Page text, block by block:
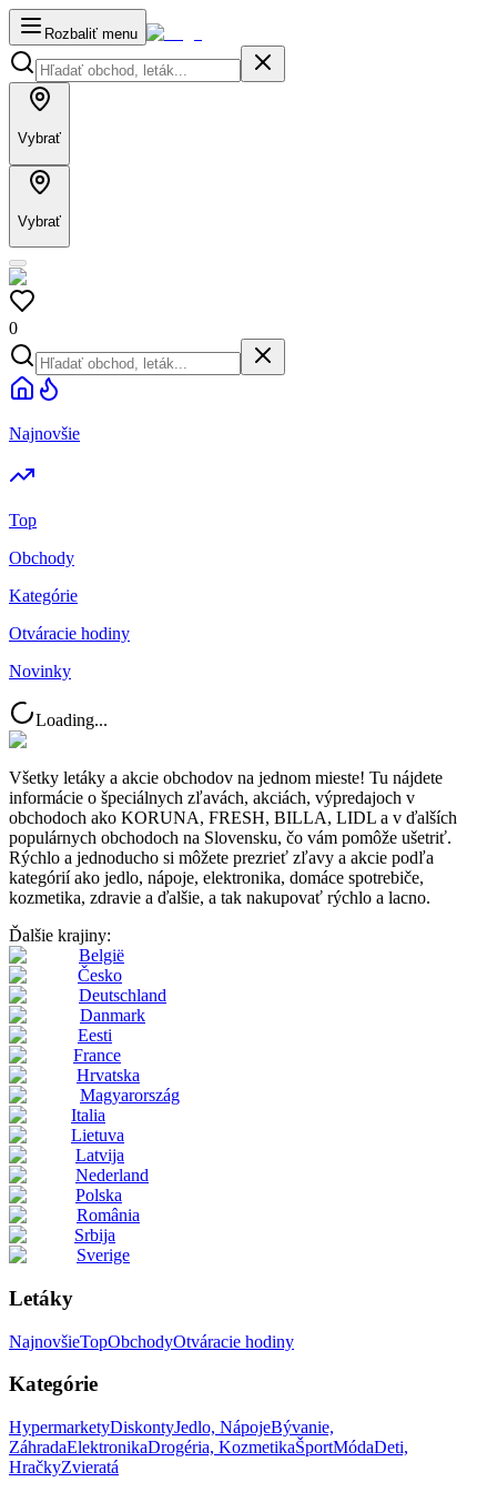
Rozbaliť menu
Vybrať
Vybrať
0
Najnovšie
Top
Obchody
Kategórie
Otváracie hodiny
Novinky
Loading...
Všetky letáky a akcie obchodov na jednom mieste! Tu nájdete
informácie o špeciálnych zľavách, akciách, výpredajoch v
obchodoch ako KORUNA, FRESH, BILLA, LIDL a v ďalších
populárnych obchodoch na Slovensku, čo vám pomôže ušetriť.
Rýchlo a jednoducho si môžete prezrieť zľavy a akcie podľa
kategórií ako jedlo, nápoje, elektronika, domáce spotrebiče,
kozmetika, zdravie a ďalšie, a tak nakupovať rýchlo a lacno.
Ďalšie krajiny:
België
Česko
Deutschland
Danmark
Eesti
France
Hrvatska
Magyarország
Italia
Lietuva
Latvija
Nederland
Polska
România
Srbija
Sverige
Letáky
NajnovšieTopObchodyOtváracie hodiny
Kategórie
HypermarketyDiskontyJedlo, NápojeBývanie,
ZáhradaElektronikaDrogéria, KozmetikaŠportMódaDeti,
HračkyZvieratá